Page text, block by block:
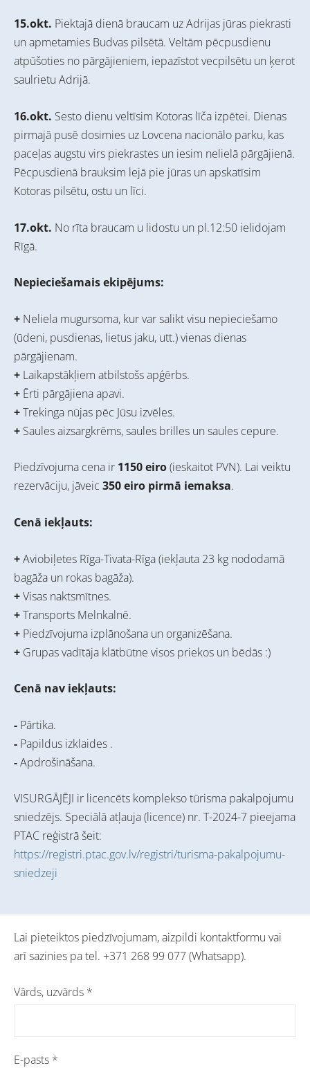
15.okt. Piektajā dienā braucam uz Adrijas jūras piekrasti
un apmetamies Budvas pilsētā. Veltām pēcpusdienu
atpūšoties no pārgājieniem, iepazīstot vecpilsētu un ķerot
saulrietu Adrijā.
16.okt. Sesto dienu veltīsim Kotoras līča izpētei. Dienas
pirmajā pusē dosimies uz Lovcena nacionālo parku, kas
paceļas augstu virs piekrastes un iesim nelielā pārgājienā.
Pēcpusdienā brauksim lejā pie jūras un apskatīsim
Kotoras pilsētu, ostu un līci.
17.okt. No rīta braucam u lidostu un pl.12:50 ielidojam
Rīgā.
Nepieciešamais ekipējums:
+ Neliela mugursoma, kur var salikt visu nepieciešamo
(ūdeni, pusdienas, lietus jaku, utt.) vienas dienas
pārgājienam.
+ Laikapstākļiem atbilstošs apģērbs.
+ Ērti pārgājiena apavi.
+Trekinga nūjas pēc Jūsu izvēles.
+ Saules aizsargkrēms, saules brilles un saules cepure.
Piedzīvojuma cena ir 1150 eiro(ieskaitot PVN). Lai veiktu
rezervāciju, jāveic 350 eiro pirmā iemaksa.
Cenā iekļauts:
+Aviobiļetes Rīga-Tivata-Rīga (iekļauta 23 kg nododamā
bagāža un rokas bagāža).
+Visas naktsmītnes.
+Transports Melnkalnē.
+ Piedzīvojuma izplānošana un organizēšana.
+ Grupas vadītāja klātbūtne visos priekos un bēdās :)
Cenā nav iekļauts:
- Pārtika.
- Papildus izklaides .
-Apdrošināšana.
VISURGĀJĒJI ir licencēts komplekso tūrisma pakalpojumu
sniedzējs. Speciālā atļauja (licence) nr. T-2024-7 pieejama
PTAC reģistrā šeit:
https://registri.ptac.gov.lv/registri/turisma-pakalpojumu-
sniedzeji
Lai pieteiktos piedzīvojumam, aizpildi kontaktformu vai
arī sazinies pa tel. +371 268 99 077 (Whatsapp).
Vārds, uzvārds *
E-pasts *